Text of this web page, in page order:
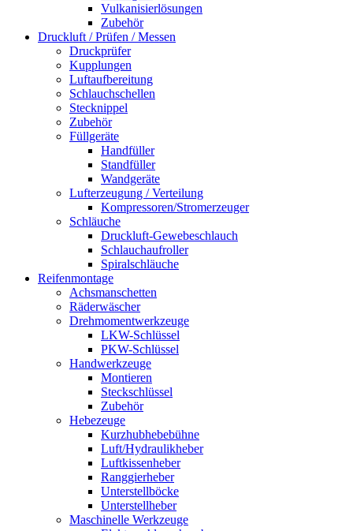
Vulkanisierlösungen
Zubehör
Druckluft / Prüfen / Messen
Druckprüfer
Kupplungen
Luftaufbereitung
Schlauchschellen
Stecknippel
Zubehör
Füllgeräte
Handfüller
Standfüller
Wandgeräte
Lufterzeugung / Verteilung
Kompressoren/Stromerzeuger
Schläuche
Druckluft-Gewebeschlauch
Schlauchaufroller
Spiralschläuche
Reifenmontage
Achsmanschetten
Räderwäscher
Drehmomentwerkzeuge
LKW-Schlüssel
PKW-Schlüssel
Handwerkzeuge
Montieren
Steckschlüssel
Zubehör
Hebezeuge
Kurzhubhebebühne
Luft/Hydraulikheber
Luftkissenheber
Ranggierheber
Unterstellböcke
Unterstellheber
Maschinelle Werkzeuge